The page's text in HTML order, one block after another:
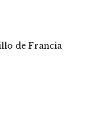
de Francia